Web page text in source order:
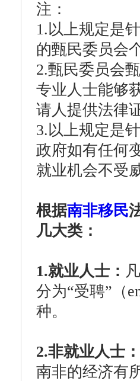
注：
1.以上规定是
的甄民委员会
2.甄民委员会
专业人士能够
请人提供法律
3.以上规定是
政府如有任何
就业机会不受
根据南非移民
几大类：
1.就业人士：
分为“受聘”（
种。
2.非就业人士：
南非的经济有